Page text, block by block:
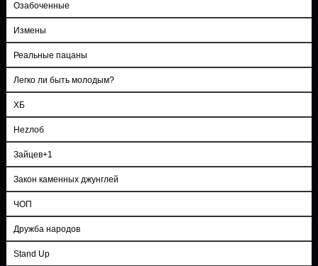
Озабоченные
Измены
Реальные пацаны
Легко ли быть молодым?
ХБ
Неzлоб
Зайцев+1
Закон каменных джунглей
ЧОП
Дружба народов
Stand Up